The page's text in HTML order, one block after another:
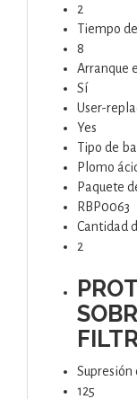
2
Tiempo
8
Arranque
Sí
User-
Yes
Tipo de
Plomo
Paquete
RBP0063
Cantidad
2
Supresión
125